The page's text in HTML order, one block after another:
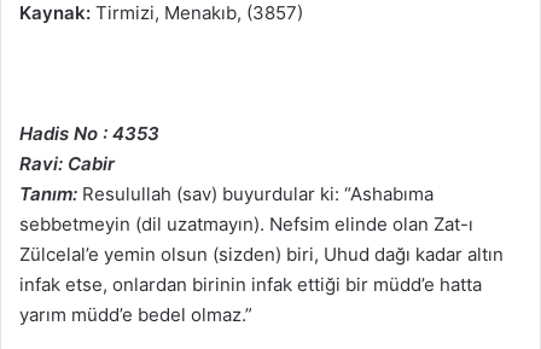
Kaynak: Tirmizi, Menakıb, (3857)
Hadis No : 4353
Ravi: Cabir
Tanım: Resulullah (sav) buyurdular ki: “Ashabıma
sebbetmeyin (dil uzatmayın). Nefsim elinde olan Zat-ı
Zülcelal’e yemin olsun (sizden) biri, Uhud dağı kadar altın
infak etse, onlardan birinin infak ettiği bir müdd’e hatta
yarım müdd’e bedel olmaz.”